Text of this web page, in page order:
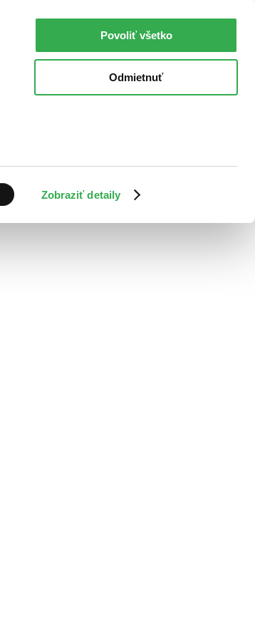
Zobraziť detaily
Povoliť všetko
Odmietnuť